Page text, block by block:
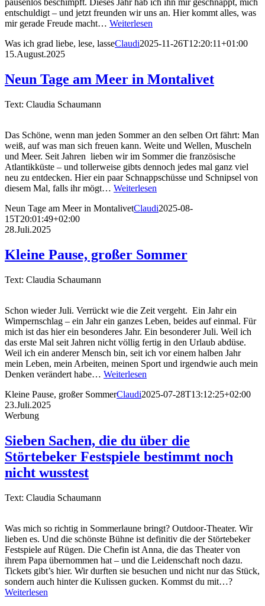
pausenlos beschimpft. Dieses Jahr hab ich ihn mir geschnappt, mich
entschuldigt – und jetzt freunden wir uns an. Hier kommt alles, was
mir gerade Freude macht… Weiterlesen
Was ich grad liebe, lese, lasseClaudi2025-11-26T12:20:11+01:00
15.August.2025
Neun Tage am Meer in Montalivet
Text: Claudia Schaumann
Das Schöne, wenn man jeden Sommer an den selben Ort fährt: Man
weiß, auf was man sich freuen kann. Weite und Wellen, Muscheln
und Meer. Seit Jahren lieben wir im Sommer die französische
Atlantikküste – und tollerweise gibts dennoch jedes mal ganz viel
neu zu entdecken. Hier ein paar Schnappschüsse und Schnipsel von
diesem Mal, falls ihr mögt… Weiterlesen
Neun Tage am Meer in MontalivetClaudi2025-08-
15T20:01:49+02:00
28.Juli.2025
Kleine Pause, großer Sommer
Text: Claudia Schaumann
Schon wieder Juli. Verrückt wie die Zeit vergeht. Ein Jahr ein
Wimpernschlag – ein Jahr ein ganzes Leben, beides auf einmal. Für
mich ist das hier ein besonderes Jahr. Ein besonderer Juli. Weil ich
das erste Mal seit Jahren nicht völlig fertig in den Urlaub abdüse.
Weil ich ein anderer Mensch bin, seit ich vor einem halben Jahr
mein Leben, mein Arbeiten, meinen Sport und irgendwie auch mein
Denken verändert habe… Weiterlesen
Kleine Pause, großer SommerClaudi2025-07-28T13:12:25+02:00
23.Juli.2025
Werbung
Sieben Sachen, die du über die
Störtebeker Festspiele bestimmt noch
nicht wusstest
Text: Claudia Schaumann
Was mich so richtig in Sommerlaune bringt? Outdoor-Theater. Wir
lieben es. Und die schönste Bühne ist definitiv die der Störtebeker
Festspiele auf Rügen. Die Chefin ist Anna, die das Theater von
ihrem Papa übernommen hat – und die Leidenschaft noch dazu.
Tickets gibt’s hier. Wir durften sie besuchen und nicht nur das Stück,
sondern auch hinter die Kulissen gucken. Kommst du mit…?
Weiterlesen